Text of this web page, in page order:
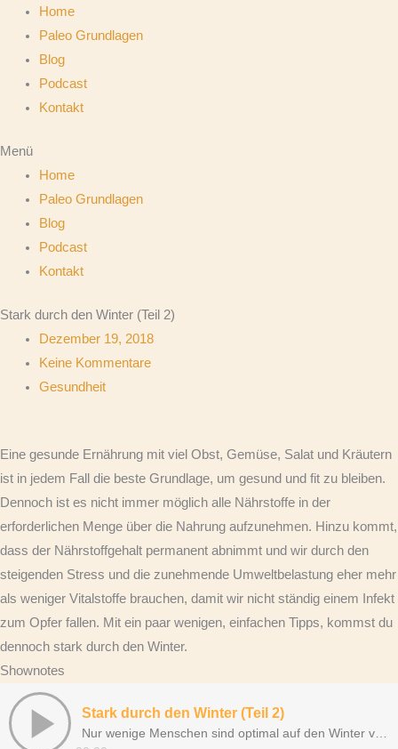
Home
Paleo Grundlagen
Blog
Podcast
Kontakt
Menü
Home
Paleo Grundlagen
Blog
Podcast
Kontakt
Stark durch den Winter (Teil 2)
Dezember 19, 2018
Keine Kommentare
Gesundheit
Eine gesunde Ernährung mit viel Obst, Gemüse, Salat und Kräutern
ist in jedem Fall die beste Grundlage, um gesund und fit zu bleiben.
Dennoch ist es nicht immer möglich alle Nährstoffe in der
erforderlichen Menge über die Nahrung aufzunehmen. Hinzu kommt,
dass der Nährstoffgehalt permanent abnimmt und wir durch den
steigenden Stress und die zunehmende Umweltbelastung eher mehr
als weniger Vitalstoffe brauchen, damit wir nicht ständig einem Infekt
zum Opfer fallen. Mit ein paar wenigen, einfachen Tipps, kommst du
dennoch stark durch den Winter.
Shownotes